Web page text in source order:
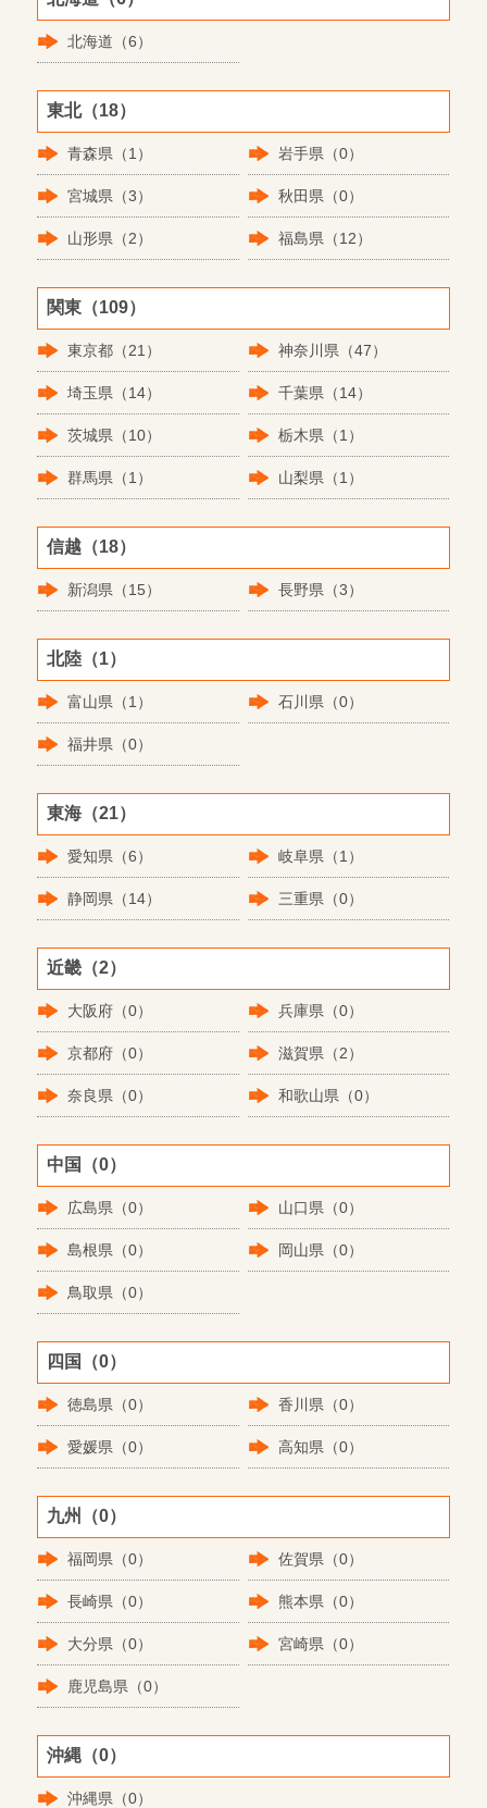
北海道（6）
東北（18）
青森県（1） 岩手県（0）
宮城県（3） 秋田県（0）
山形県（2） 福島県（12）
関東（109）
東京都（21） 神奈川県（47）
埼玉県（14） 千葉県（14）
茨城県（10） 栃木県（1）
群馬県（1） 山梨県（1）
信越（18）
新潟県（15） 長野県（3）
北陸（1）
富山県（1） 石川県（0）
福井県（0）
東海（21）
愛知県（6） 岐阜県（1）
静岡県（14） 三重県（0）
近畿（2）
大阪府（0） 兵庫県（0）
京都府（0） 滋賀県（2）
奈良県（0） 和歌山県（0）
中国（0）
広島県（0） 山口県（0）
島根県（0） 岡山県（0）
鳥取県（0）
四国（0）
徳島県（0） 香川県（0）
愛媛県（0） 高知県（0）
九州（0）
福岡県（0） 佐賀県（0）
長崎県（0） 熊本県（0）
大分県（0） 宮崎県（0）
鹿児島県（0）
沖縄（0）
沖縄県（0）